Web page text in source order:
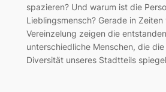
spazieren? Und warum ist die
Lieblingsmensch? Gerade in
Vereinzelung zeigen die
unterschiedliche Menschen, die
Diversität unseres Stadtteils